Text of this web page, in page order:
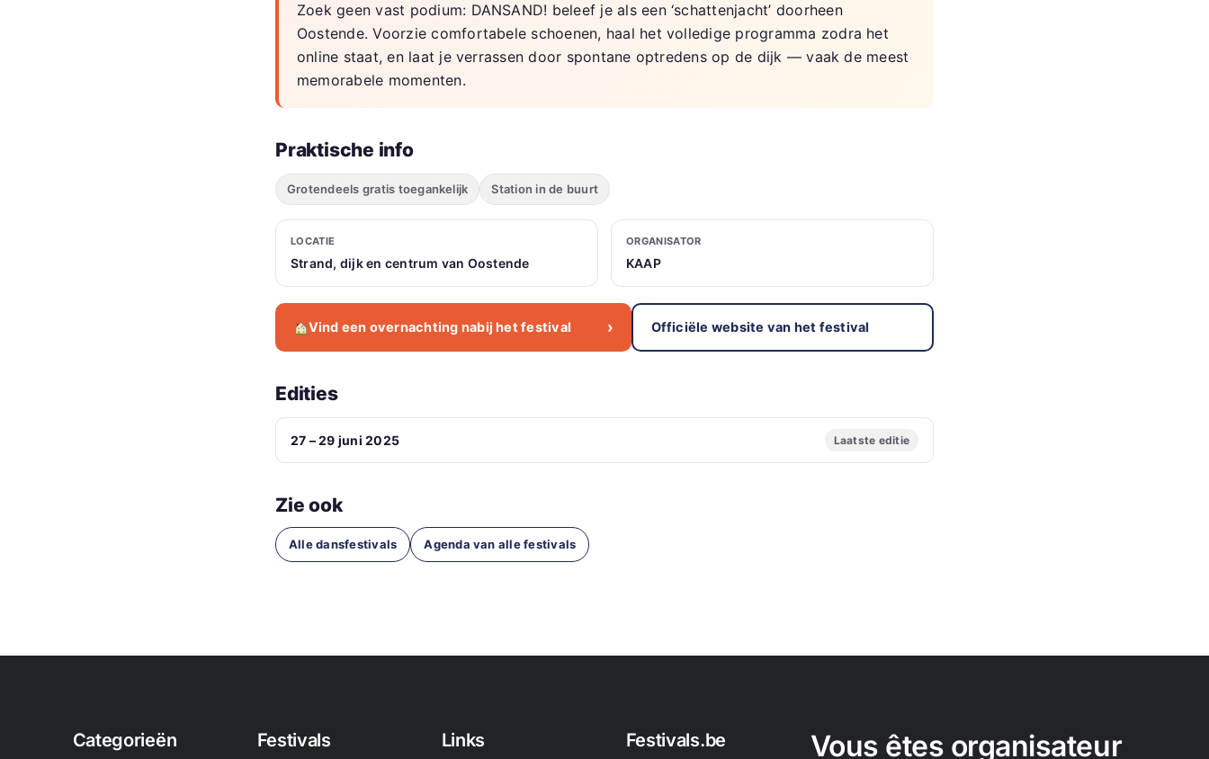
Zoek geen vast podium: DANSAND! beleef je als een ‘schattenjacht’ doorheen
Oostende. Voorzie comfortabele schoenen, haal het volledige programma zodra het
online staat, en laat je verrassen door spontane optredens op de dijk — vaak de meest
memorabele momenten.
Praktische info
Grotendeels gratis toegankelijk Station in de buurt
LOCATIE
Strand, dijk en centrum van Oostende
ORGANISATOR
KAAP
Vind een overnachting nabij het festival › Officiële website van het festival
Edities
27 – 29 juni 2025 Laatste editie
Zie ook
Alle dansfestivals Agenda van alle festivals
Categorieën Festivals Links Festivals.be Vous êtes organisateur